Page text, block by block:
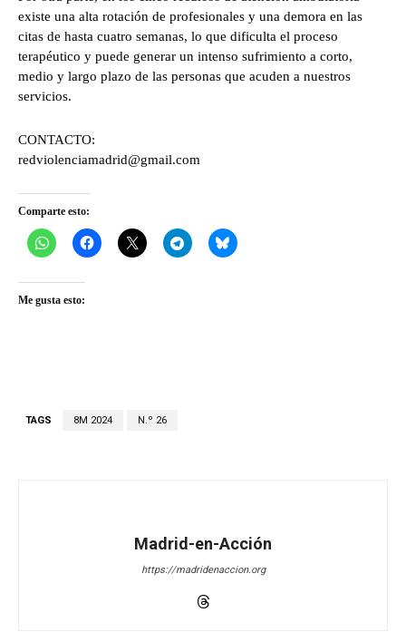
existe una alta rotación de profesionales y una demora en las
citas de hasta cuatro semanas, lo que dificulta el proceso
terapéutico y puede generar un intenso sufrimiento a corto,
medio y largo plazo de las personas que acuden a nuestros
servicios.
CONTACTO:
redviolenciamadrid@gmail.com
Comparte esto:
Me gusta esto:
TAGS 8M 2024 N.º 26
Madrid-en-Acción
https://madridenaccion.org